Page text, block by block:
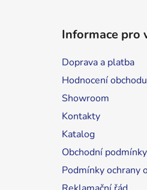
Informace pro
Doprava a platba
Hodnocení obchodu
Showroom
Kontakty
Katalog
Obchodní podmínky
Podmínky ochrany